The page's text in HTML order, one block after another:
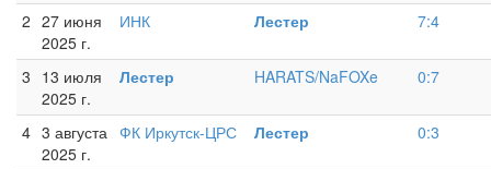
2 27 июня
2025 г.
ИНК Лестер 7:4
3 13 июля
2025 г.
Лестер HARATS/NaFOXe 0:7
4 3 августа
2025 г.
ФК Иркутск-ЦРС Лестер 0:3